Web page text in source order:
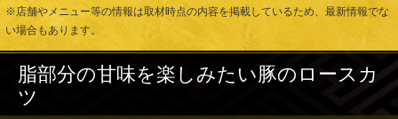
※店舗やメニュー等の情報は取材時点の内容を掲載しているため、最新情報でな
い場合もあります。
脂部分の甘味を楽しみたい豚のロースカ
ツ